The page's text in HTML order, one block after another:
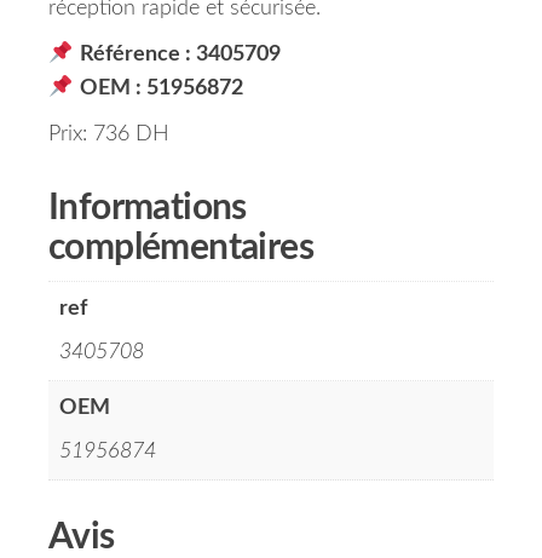
réception rapide et sécurisée.
Référence : 3405709
OEM : 51956872
Prix: 736 DH
Informations
complémentaires
ref
3405708
OEM
51956874
Avis